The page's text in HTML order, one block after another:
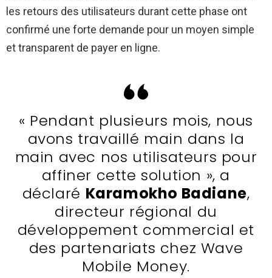
les retours des utilisateurs durant cette phase ont
confirmé une forte demande pour un moyen simple
et transparent de payer en ligne.
« Pendant plusieurs mois, nous
avons travaillé main dans la
main avec nos utilisateurs pour
affiner cette solution », a
déclaré Karamokho Badiane,
directeur régional du
développement commercial et
des partenariats chez Wave
Mobile Money.